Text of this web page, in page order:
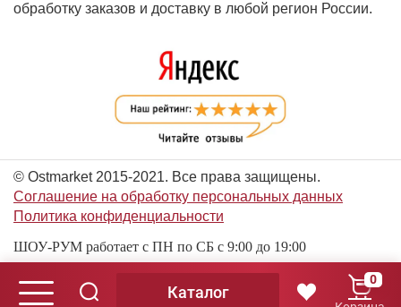
обработку заказов и доставку в любой регион России.
© Ostmarket 2015-2021. Все права защищены.
Соглашение на обработку персональных данных
Политика конфиденциальности
ШОУ-РУМ работает с ПН по СБ с 9:00 до 19:00
© Ostmarket 2015-2026. Все права защищены.
Каталог
0